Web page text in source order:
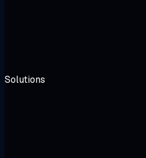
Solutions